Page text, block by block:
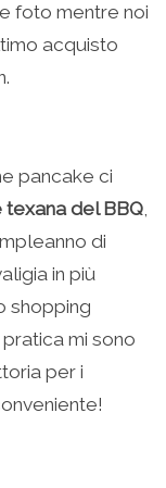
foto mentre noi
acquisto
pancake ci
texana del BBQ,
di
in più
shopping
pratica mi sono
per i